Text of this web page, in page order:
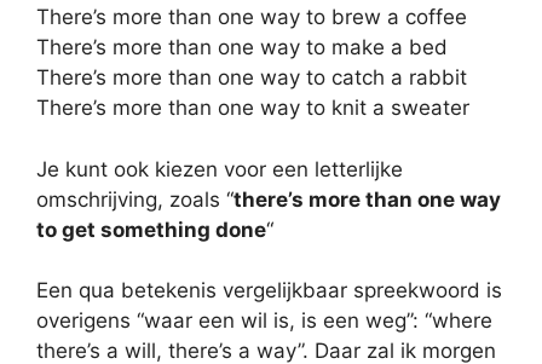
There’s more than one way to brew a coffee
There’s more than one way to make a bed
There’s more than one way to catch a rabbit
There’s more than one way to knit a sweater
Je kunt ook kiezen voor een letterlijke
omschrijving, zoals “there’s more than one way
to get something done“
Een qua betekenis vergelijkbaar spreekwoord is
overigens “waar een wil is, is een weg”: “where
there’s a will, there’s a way”. Daar zal ik morgen